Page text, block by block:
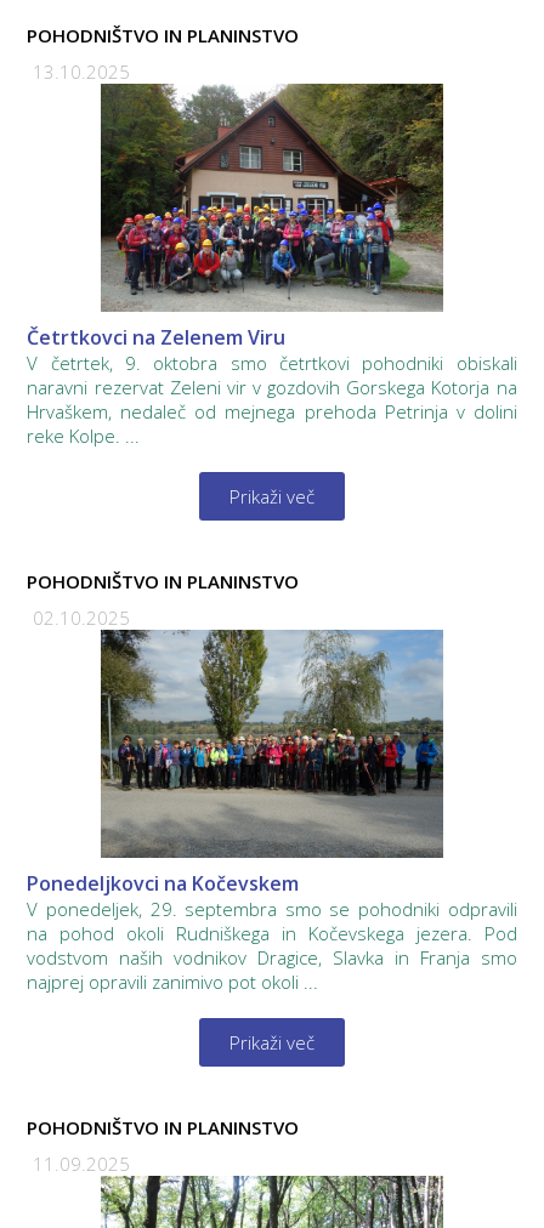
POHODNIŠTVO IN PLANINSTVO
13.10.2025
Četrtkovci na Zelenem Viru
V četrtek, 9. oktobra smo četrtkovi pohodniki obiskali
naravni rezervat Zeleni vir v gozdovih Gorskega Kotorja na
Hrvaškem, nedaleč od mejnega prehoda Petrinja v dolini
reke Kolpe. ...
Prikaži več
POHODNIŠTVO IN PLANINSTVO
02.10.2025
Ponedeljkovci na Kočevskem
V ponedeljek, 29. septembra smo se pohodniki odpravili
na pohod okoli Rudniškega in Kočevskega jezera. Pod
vodstvom naših vodnikov Dragice, Slavka in Franja smo
najprej opravili zanimivo pot okoli ...
Prikaži več
POHODNIŠTVO IN PLANINSTVO
11.09.2025